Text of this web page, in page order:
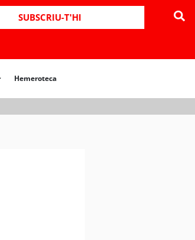
SUBSCRIU-T'HI
Hemeroteca
Hemeroteca